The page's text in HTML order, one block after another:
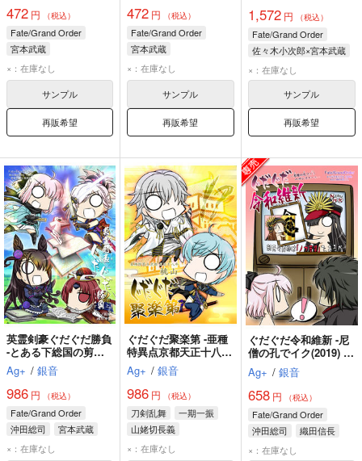
472 円 （税込）
Fate/Grand Order
宮本武蔵
佐々木小次郎
×：在庫なし
サンプル
再販希望
472 円 （税込）
Fate/Grand Order
宮本武蔵
佐々木小次郎
×：在庫なし
サンプル
再販希望
1,572円 （税込）
Fate/Grand Order
佐々木小次郎×宮本武蔵
佐々木小次郎
宮本武蔵
×：在庫なし
サンプル
再販希望
英霊剣豪ぐだぐだ勝負
-とある下総国の剪定
事象-
Ag+ / 銀音
986 円 （税込）
Fate/Grand Order
沖田総司
宮本武蔵
紫式部
×：在庫なし
ぐだぐだ聚楽第 -亜種
特異点京都天正十八年
桃山-
Ag+ / 銀音
986 円 （税込）
刀剣乱舞
一期一振
山姥切長義
江雪左文字
×：在庫なし
ぐだぐだ令和維新 -尼
僧の孔でイク(2019) ヘ
ヴンズホール-
Ag+ / 銀音
658円 （税込）
Fate/Grand Order
沖田総司
織田信長
土方歳三
×：在庫なし